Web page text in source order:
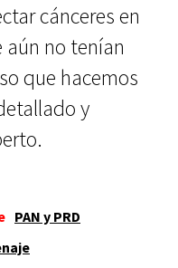
cánceres en
no tenían
que hacemos
y
PAN y PRD